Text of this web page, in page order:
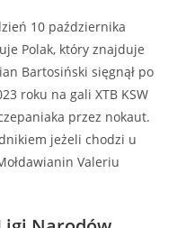
10 października
Polak, który znajduje
Bartosiński sięgnął po
roku na gali XTB KSW
przez nokaut.
jeżeli chodzi u
Valeriu